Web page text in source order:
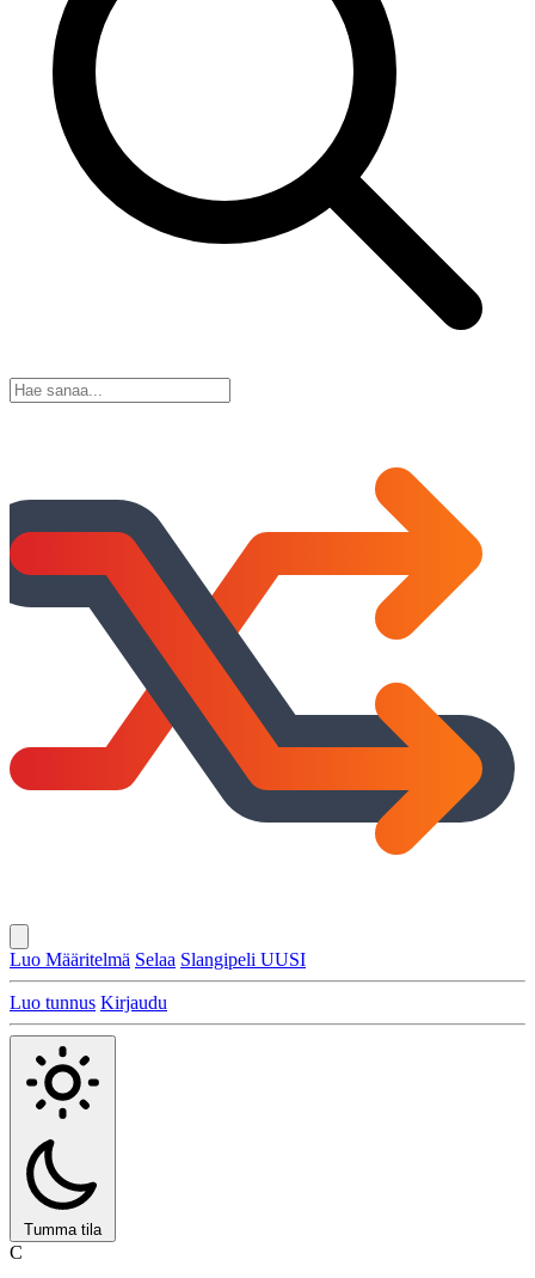
Luo Määritelmä Selaa Slangipeli UUSI
Luo tunnus Kirjaudu
Tumma tila
C